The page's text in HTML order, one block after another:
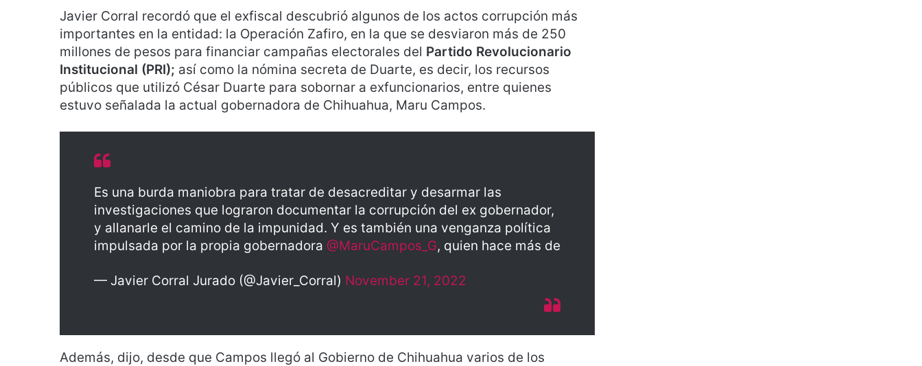
Javier Corral recordó que el exfiscal descubrió algunos de los actos corrupción más
importantes en la entidad: la Operación Zafiro, en la que se desviaron más de 250
millones de pesos para financiar campañas electorales del Partido Revolucionario
Institucional (PRI); así como la nómina secreta de Duarte, es decir, los recursos
públicos que utilizó César Duarte para sobornar a exfuncionarios, entre quienes
estuvo señalada la actual gobernadora de Chihuahua, Maru Campos.
Es una burda maniobra para tratar de desacreditar y desarmar las
investigaciones que lograron documentar la corrupción del ex gobernador,
y allanarle el camino de la impunidad. Y es también una venganza política
impulsada por la propia gobernadora @MaruCampos_G, quien hace más de
— Javier Corral Jurado (@Javier_Corral) November 21, 2022
Además, dijo, desde que Campos llegó al Gobierno de Chihuahua varios de los